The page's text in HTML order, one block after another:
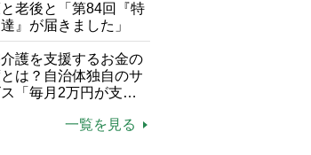
老後と「第84回『特
』が届きました」
護を支援するお金の
は？自治体独自のサ
「毎月2万円が支給
一覧を見る